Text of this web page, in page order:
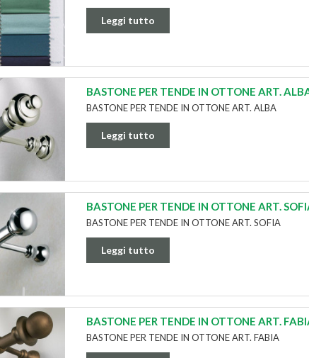
Leggi tutto
BASTONE PER TENDE IN OTTONE ART.
BASTONE PER TENDE IN OTTONE ART. ALBA
Leggi tutto
BASTONE PER TENDE IN OTTONE ART.
BASTONE PER TENDE IN OTTONE ART. SOFIA
Leggi tutto
BASTONE PER TENDE IN OTTONE ART.
BASTONE PER TENDE IN OTTONE ART. FABIA